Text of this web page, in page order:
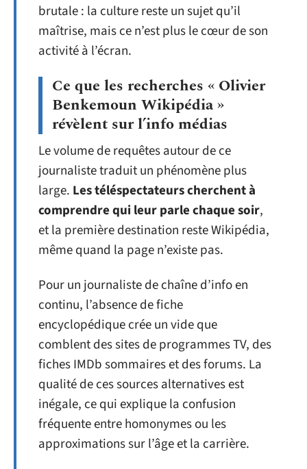
brutale : la culture reste un sujet qu’il
maîtrise, mais ce n’est plus le cœur de son
activité à l’écran.
Ce que les recherches « Olivier
Benkemoun Wikipédia »
révèlent sur l’info médias
Le volume de requêtes autour de ce
journaliste traduit un phénomène plus
large. Les téléspectateurs cherchent à
comprendre qui leur parle chaque soir,
et la première destination reste Wikipédia,
même quand la page n’existe pas.
Pour un journaliste de chaîne d’info en
continu, l’absence de fiche
encyclopédique crée un vide que
comblent des sites de programmes TV, des
fiches IMDb sommaires et des forums. La
qualité de ces sources alternatives est
inégale, ce qui explique la confusion
fréquente entre homonymes ou les
approximations sur l’âge et la carrière.